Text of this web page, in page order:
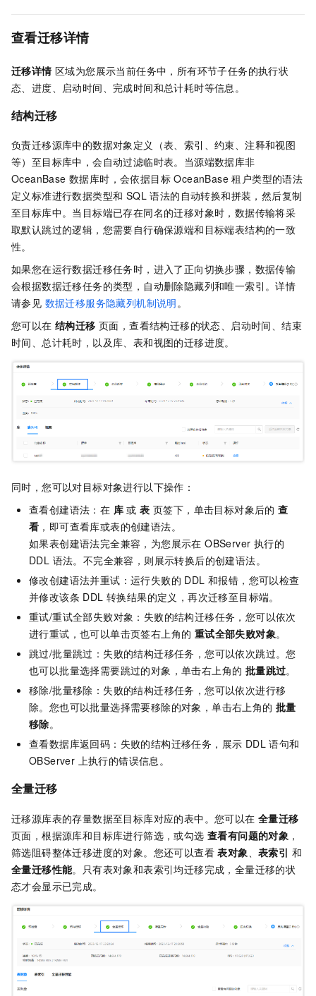
查看迁移详情
迁移详情区域为您展示当前任务中，所有环节子任务的执行状
态、进度、启动时间、完成时间和总计耗时等信息。
结构迁移
负责迁移源库中的数据对象定义（表、索引、约束、注释和视图
等）至目标库中，会自动过滤临时表。当源端数据库非
OceanBase 数据库时，会依据目标 OceanBase 租户类型的语法
定义标准进行数据类型和 SQL 语法的自动转换和拼装，然后复制
至目标库中。当目标端已存在同名的迁移对象时，数据传输将采
取默认跳过的逻辑，您需要自行确保源端和目标端表结构的一致
性。
如果您在运行数据迁移任务时，进入了正向切换步骤，数据传输
会根据数据迁移任务的类型，自动删除隐藏列和唯一索引。详情
请参见 数据迁移服务隐藏列机制说明。
您可以在 结构迁移 页面，查看结构迁移的状态、启动时间、结束
时间、总计耗时，以及库、表和视图的迁移进度。
同时，您可以对目标对象进行以下操作：
查看创建语法：在 库 或表 页签下，单击目标对象后的查
看 ，即可查看库或表的创建语法。
如果表创建语法完全兼容，为您展示在 OBServer 执行的
DDL 语法。不完全兼容，则展示转换后的创建语法。
修改创建语法并重试：运行失败的 DDL 和报错，您可以检查
并修改该条 DDL 转换结果的定义，再次迁移至目标端。
重试/重试全部失败对象：失败的结构迁移任务，您可以依次
进行重试，也可以单击页签右上角的 重试全部失败对象。
跳过/批量跳过：失败的结构迁移任务，您可以依次跳过。您
也可以批量选择需要跳过的对象，单击右上角的 批量跳过。
移除/批量移除：失败的结构迁移任务，您可以依次进行移
除。您也可以批量选择需要移除的对象，单击右上角的 批量
移除。
查看数据库返回码：失败的结构迁移任务，展示 DDL 语句和
OBServer 上执行的错误信息。
全量迁移
迁移源库表的存量数据至目标库对应的表中。您可以在 全量迁移
页面，根据源库和目标库进行筛选，或勾选 查看有问题的对象 ，
筛选阻碍整体迁移进度的对象。您还可以查看表对象 、表索引 和
全量迁移性能。只有表对象和表索引均迁移完成，全量迁移的状
态才会显示已完成。